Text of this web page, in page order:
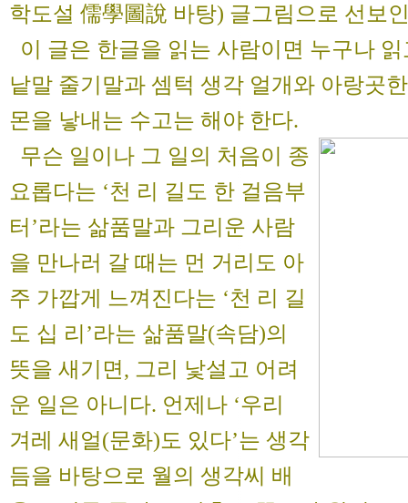
학도설 儒學圖說 바탕) 글그림으로 선보
이 글은 한글을 읽는 사람이면 누구나
낱말 줄기말과 셈턱 생각 얼개와 아랑곳
몬을 낳내는 수고는 해야 한다.
무슨 일이나 그 일의 처음이 종
요롭다는 ‘천 리 길도 한 걸음부
터’라는 삶품말과 그리운 사람
을 만나러 갈 때는 먼 거리도 아
주 가깝게 느껴진다는 ‘천 리 길
도 십 리’라는 삶품말(속담)의
뜻을 새기면, 그리 낯설고 어려
운 일은 아니다. 언제나 ‘우리
겨레 새얼(문화)도 있다’는 생각
듬을 바탕으로 월의 생각씨 배